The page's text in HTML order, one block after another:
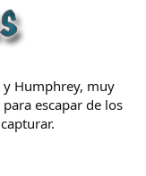
y Humphrey, muy
escapar de los